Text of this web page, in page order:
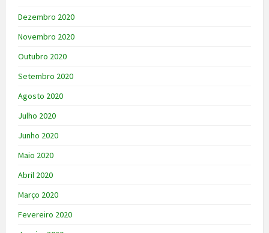
Dezembro 2020
Novembro 2020
Outubro 2020
Setembro 2020
Agosto 2020
Julho 2020
Junho 2020
Maio 2020
Abril 2020
Março 2020
Fevereiro 2020